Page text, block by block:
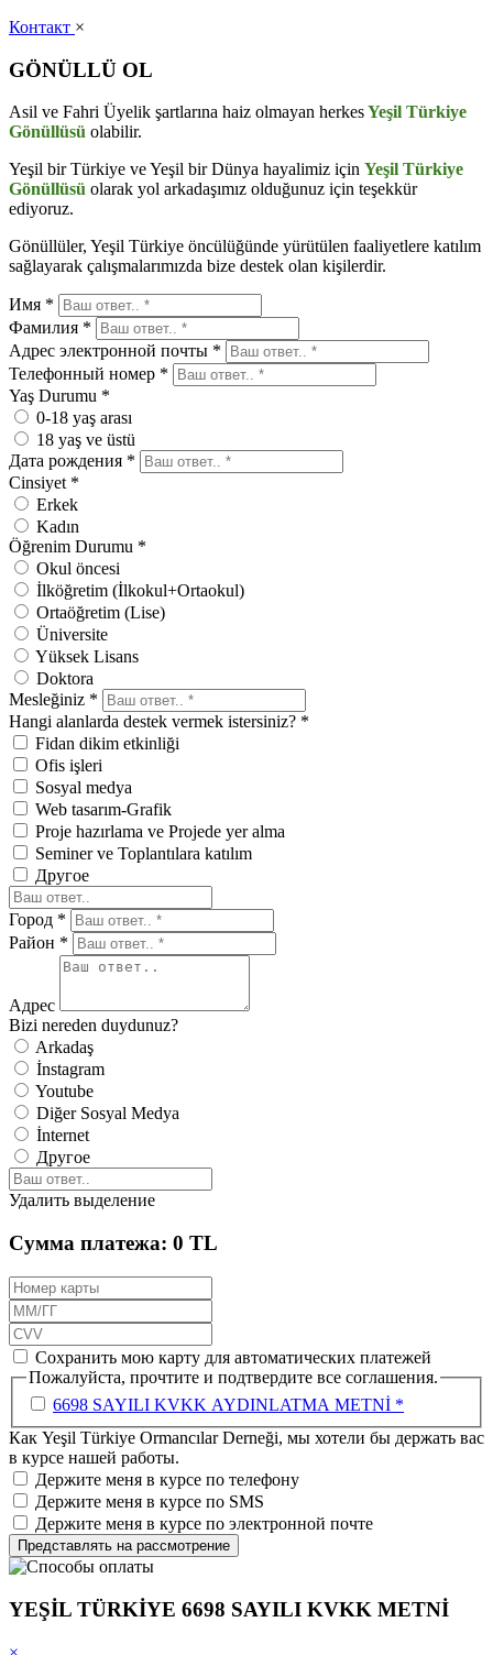
Контакт ×
GÖNÜLLÜ OL
Asil ve Fahri Üyelik şartlarına haiz olmayan herkesYeşil Türkiye
Gönüllüsü olabilir.
Yeşil bir Türkiye ve Yeşil bir Dünya hayalimiz için Yeşil Türkiye
Gönüllüsü olarak yol arkadaşımız olduğunuz için teşekkür
ediyoruz.
Gönüllüler, Yeşil Türkiye öncülüğünde yürütülen faaliyetlere katılım
sağlayarak çalışmalarımızda bize destek olan kişilerdir.
Имя *
Фамилия *
Адрес электронной почты *
Телефонный номер *
Yaş Durumu *
0-18 yaş arası
18 yaş ve üstü
Дата рождения *
Cinsiyet *
Erkek
Kadın
Öğrenim Durumu *
Okul öncesi
İlköğretim (İlkokul+Ortaokul)
Ortaöğretim (Lise)
Üniversite
Yüksek Lisans
Doktora
Mesleğiniz *
Hangi alanlarda destek vermek istersiniz? *
Fidan dikim etkinliği
Ofis işleri
Sosyal medya
Web tasarım-Grafik
Proje hazırlama ve Projede yer alma
Seminer ve Toplantılara katılım
Другое
Город *
Район *
Адрес
Bizi nereden duydunuz?
Arkadaş
İnstagram
Youtube
Diğer Sosyal Medya
İnternet
Другое
Удалить выделение
Сумма платежа: 0 TL
Сохранить мою карту для автоматических платежей
Пожалуйста, прочтите и подтвердите все соглашения.
6698 SAYILI KVKK AYDINLATMA METNİ *
Как Yeşil Türkiye Ormancılar Derneği, мы хотели бы держать вас
в курсе нашей работы.
Держите меня в курсе по телефону
Держите меня в курсе по SMS
Держите меня в курсе по электронной почте
Представлять на рассмотрение
YEŞİL TÜRKİYE 6698 SAYILI KVKK METNİ